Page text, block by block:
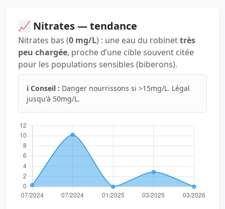
📈 Nitrates — tendance
Nitrates bas (0 mg/L) : une eau du robinettrès
peu chargée, proche d’une cible souvent citée
pour les populations sensibles (biberons).
ℹ️ Conseil : Danger nourrissons si >15mg/L. Légal
jusqu'à 50mg/L.